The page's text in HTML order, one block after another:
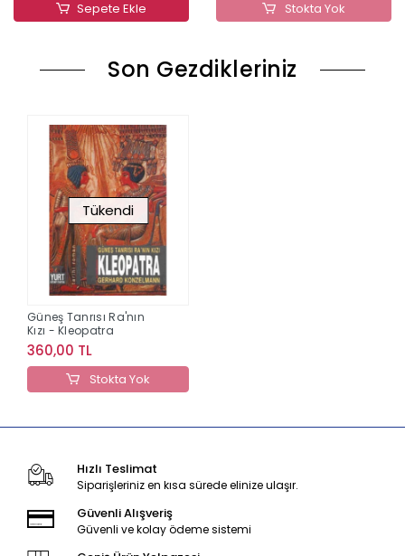
Sepete Ekle Stokta Yok
Son Gezdikleriniz
Tükendi
Güneş Tanrısı Ra'nın
Kızı - Kleopatra
360,00 TL
Stokta Yok
Hızlı Teslimat
Siparişleriniz en kısa sürede elinize ulaşır.
Güvenli Alışveriş
Güvenli ve kolay ödeme sistemi